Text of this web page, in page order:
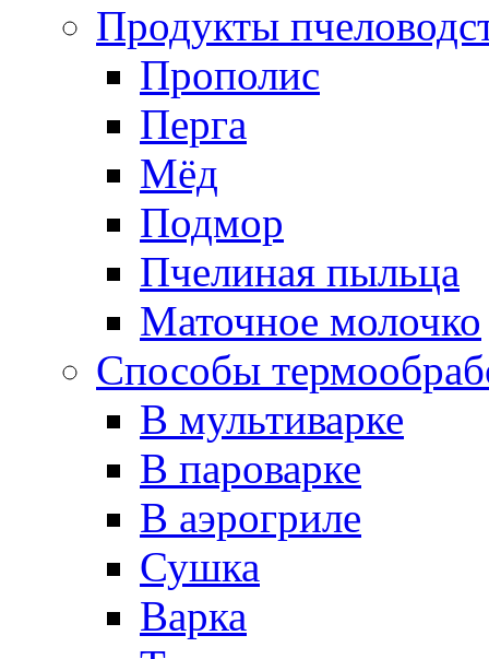
Продукты
Прополис
Перга
Мёд
Подмор
Пчелиная пыльца
Маточное молочко
Способы
В мультиварке
В пароварке
В аэрогриле
Сушка
Варка